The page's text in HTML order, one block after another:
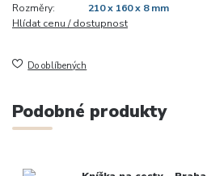
Rozměry:
210 x 160 x 8 mm
Hlídat cenu / dostupnost
Do oblíbených
Podobné produkty